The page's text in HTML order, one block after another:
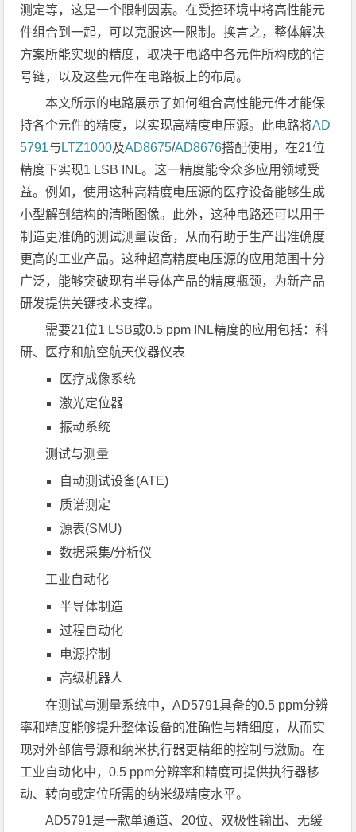
测定等，这是一个限制因素。在受控环境中将高性能元
件组合到一起，可以克服这一限制。换言之，整体解决
方案所能实现的精度，取决于电路中各元件所构成的信
号链，以及这些元件在电路板上的布局。
本文所示的电路展示了如何组合高性能元件才能保
持各个元件的精度，以实现高精度电压源。此电路将AD
5791与 LTZ1000及AD8675/AD8676搭配使用，在21位
精度下实现1 LSB INL。这一精度能令众多应用领域受
益。例如，使用这种高精度电压源的医疗设备能够生成
小型解剖结构的清晰图像。此外，这种电路还可以用于
制造更准确的测试测量设备，从而有助于生产出准确度
更高的工业产品。这种超高精度电压源的应用范围十分
广泛，能够突破现有半导体产品的精度瓶颈，为新产品
研发提供关键技术支撑。
需要21位1 LSB或0.5 ppm INL精度的应用包括：科
研、医疗和航空航天仪器仪表
医疗成像系统
激光定位器
振动系统
测试与测量
自动测试设备(ATE)
质谱测定
源表(SMU)
数据采集/分析仪
工业自动化
半导体制造
过程自动化
电源控制
高级机器人
在测试与测量系统中，AD5791具备的0.5 ppm分辨
率和精度能够提升整体设备的准确性与精细度，从而实
现对外部信号源和纳米执行器更精细的控制与激励。在
工业自动化中，0.5 ppm分辨率和精度可提供执行器移
动、转向或定位所需的纳米级精度水平。
AD5791是一款单通道、20位、双极性输出、无缓